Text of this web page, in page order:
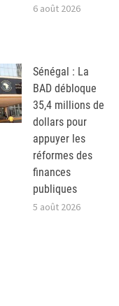
6 août 2026
Sénégal : La
BAD débloque
35,4 millions de
dollars pour
appuyer les
réformes des
finances
publiques
5 août 2026